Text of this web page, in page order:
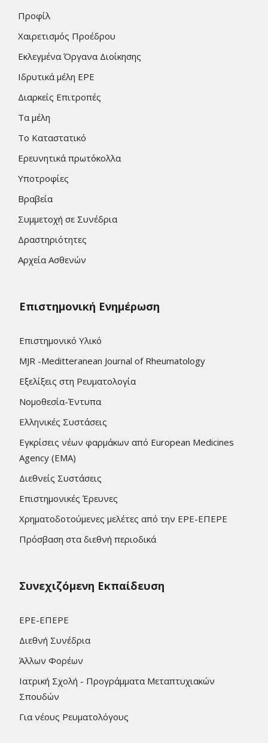
Προφίλ
Χαιρετισμός Προέδρου
Εκλεγμένα Όργανα Διοίκησης
Ιδρυτικά μέλη ΕΡΕ
Διαρκείς Επιτροπές
Τα μέλη
Το Καταστατικό
Ερευνητικά πρωτόκολλα
Υποτροφίες
Βραβεία
Συμμετοχή σε Συνέδρια
Δραστηριότητες
Αρχεία Ασθενών
Επιστημονική Ενημέρωση
Επιστημονικό Υλικό
MJR -Meditteranean Journal of Rheumatology
Εξελίξεις στη Ρευματολογία
Νομοθεσία-Έντυπα
Ελληνικές Συστάσεις
Εγκρίσεις νέων φαρμάκων από European Medicines
Agency (EMA)
Διεθνείς Συστάσεις
Επιστημονικές Έρευνες
Χρηματοδοτούμενες μελέτες από την ΕΡΕ-ΕΠΕΡΕ
Πρόσβαση στα διεθνή περιοδικά
Συνεχιζόμενη Εκπαίδευση
ΕΡΕ-ΕΠΕΡΕ
Διεθνή Συνέδρια
Άλλων Φορέων
Ιατρική Σχολή - Προγράμματα Μεταπτυχιακών
Σπουδών
Για νέους Ρευματολόγους